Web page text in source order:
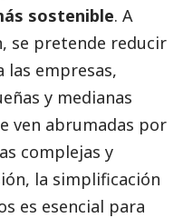
sostenible. A
se pretende reducir
las empresas,
y medianas
ven abrumadas por
complejas y
la simplificación
es esencial para